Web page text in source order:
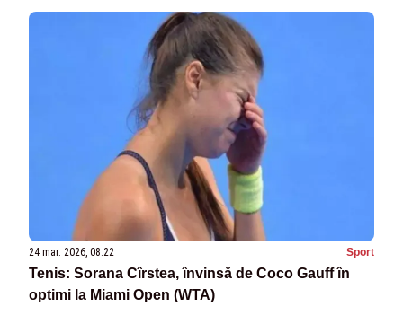
24 mar. 2026, 08:22 Sport
Tenis: Sorana Cîrstea, învinsă de Coco Gauff în
optimi la Miami Open (WTA)